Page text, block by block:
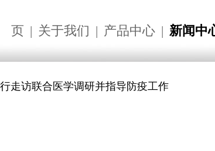
页 | 关于我们 | 产品中心 | 新闻中
走访联合医学调研并指导防疫工作